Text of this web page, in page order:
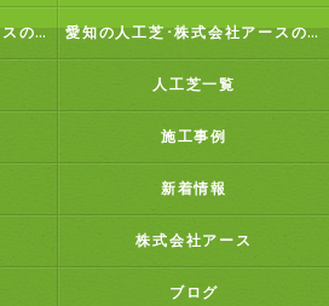
愛知の人工芝･株式会社アースの評判 愛知の人工芝･株式会社アースのお客様の声
人工芝一覧
施工事例
新着情報
株式会社アース
ブログ